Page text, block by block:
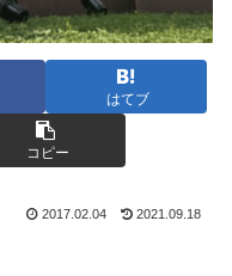
はてブ
コピー
2017.02.04 2021.09.18